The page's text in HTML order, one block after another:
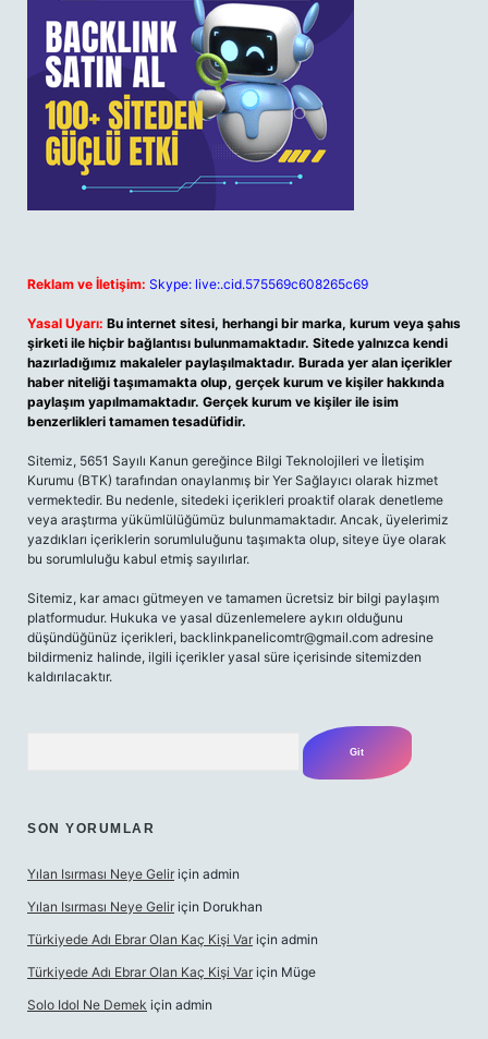
Reklam ve İletişim: Skype: live:.cid.575569c608265c69
Yasal Uyarı: Bu internet sitesi, herhangi bir marka, kurum veya şahıs
şirketi ile hiçbir bağlantısı bulunmamaktadır. Sitede yalnızca kendi
hazırladığımız makaleler paylaşılmaktadır. Burada yer alan içerikler
haber niteliği taşımamakta olup, gerçek kurum ve kişiler hakkında
paylaşım yapılmamaktadır. Gerçek kurum ve kişiler ile isim
benzerlikleri tamamen tesadüfidir.
Sitemiz, 5651 Sayılı Kanun gereğince Bilgi Teknolojileri ve İletişim
Kurumu (BTK) tarafından onaylanmış bir Yer Sağlayıcı olarak hizmet
vermektedir. Bu nedenle, sitedeki içerikleri proaktif olarak denetleme
veya araştırma yükümlülüğümüz bulunmamaktadır. Ancak, üyelerimiz
yazdıkları içeriklerin sorumluluğunu taşımakta olup, siteye üye olarak
bu sorumluluğu kabul etmiş sayılırlar.
Sitemiz, kar amacı gütmeyen ve tamamen ücretsiz bir bilgi paylaşım
platformudur. Hukuka ve yasal düzenlemelere aykırı olduğunu
düşündüğünüz içerikleri, backlinkpanelicomtr@gmail.com adresine
bildirmeniz halinde, ilgili içerikler yasal süre içerisinde sitemizden
kaldırılacaktır.
SON YORUMLAR
Yılan Isırması Neye Gelir için admin
Yılan Isırması Neye Gelir için Dorukhan
Türkiyede Adı Ebrar Olan Kaç Kişi Var için admin
Türkiyede Adı Ebrar Olan Kaç Kişi Var için Müge
Solo Idol Ne Demek için admin